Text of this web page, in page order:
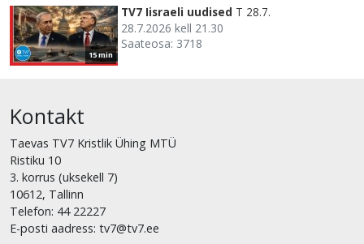
15 min
TV7 Iisraeli uudised T 28.7.
28.7.2026 kell 21.30
Saateosa: 3718
Kontakt
Taevas TV7 Kristlik Ühing MTÜ
Ristiku 10
3. korrus (uksekell 7)
10612, Tallinn
Telefon: 44 22227
E-posti aadress: tv7@tv7.ee